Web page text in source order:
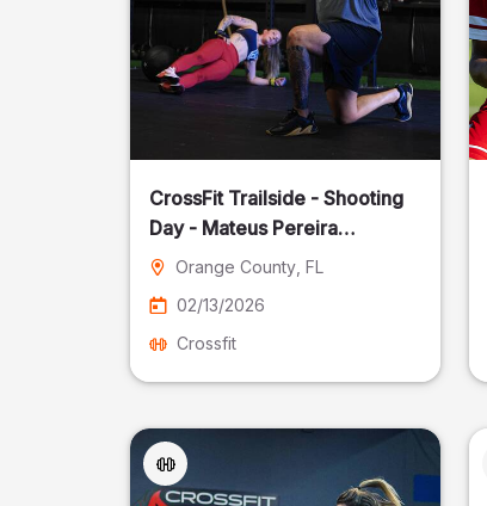
CrossFit Trailside - Shooting
Day - Mateus Pereira
Fotografia
Orange County , FL
02/13/2026
Crossfit